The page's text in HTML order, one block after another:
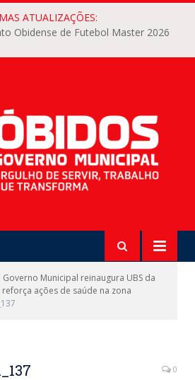
ATUALIZAÇÕES:
Obidense de Futebol Master 2026
Governo Municipal reinaugura UBS da
ações de saúde na zona
0